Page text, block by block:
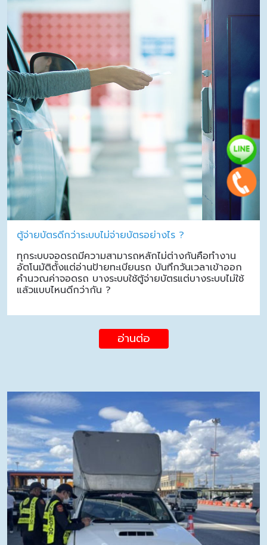
ตู้จ่ายบัตรดีกว่าระบบไม่จ่ายบัตรอย่างไร ?
ทุกระบบจอดรถมีความสามารถหลักไม่ต่างกันคือทำงาน
อัตโนมัติตั้งแต่อ่านป้ายทะเบียนรถ บันทึกวันเวลาเข้าออก
คำนวณค่าจอดรถ บางระบบใช้ตู้จ่ายบัตรแต่บางระบบไม่ใช้
แล้วแบบไหนดีกว่ากัน ?
อ่านต่อ